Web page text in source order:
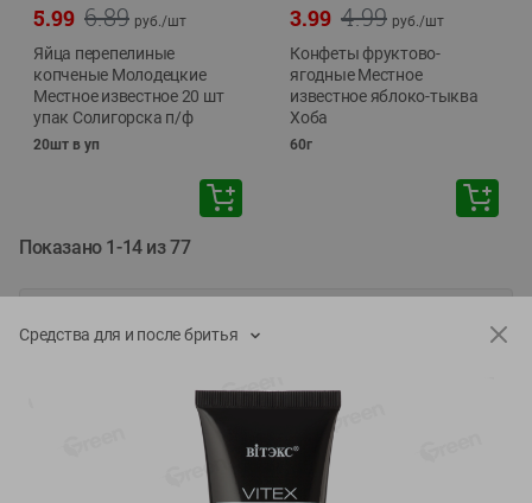
6.89
5.99 руб./шт
Яйца перепелиные
копченые Молодецкие
Местное известное 20 шт
упак Солигорска п/ф
20шт в уп
4.99
3.99 руб./шт
Конфеты фруктово-
ягодные Местное
известное яблоко-тыква
Хоба
60г
Показано 1-14 из 77
Средства для и после бритья